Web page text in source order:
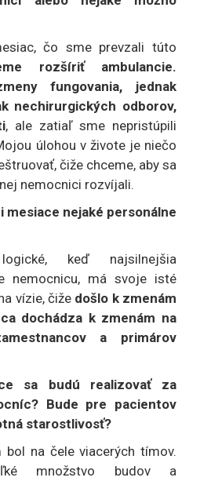
čo sme prevzali túto
rozšíriť ambulancie.
fungovania, jednak
nechirurgických odborov,
, ale zatiaľ sme nepristúpili
úlohou v živote je niečo
čiže chceme, aby sa
nemocnici rozvíjali.
nejaké personálne
keď najsilnejšia
nemocnicu, má svoje isté
vízie, čiže došlo k zmenám
dochádza k zmenám na
a primárov
sa budú realizovať za
Bude pre pacientov
starostlivosť?
na čele viacerých tímov.
množstvo budov a